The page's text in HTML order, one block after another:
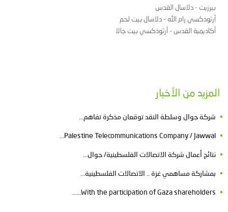
بيرزيت - دلاسال القدس
أرثوذكسي رام الله - دلاسال بيت لحم
أكاديمية القدس - أرثوذكسي بيت جالا
المزيد من الأخبار
شركة جوال وسلطة النقد توقعان مذكرة تفاهم...
Palestine Telecommunications Company / Jawwal...
نتائج أعمال شركة الاتصالات الفلسطينية/ جوال...
بمشاركة مساهمي غزة .. الاتصالات الفلسطينية...
With the participation of Gaza shareholders…...